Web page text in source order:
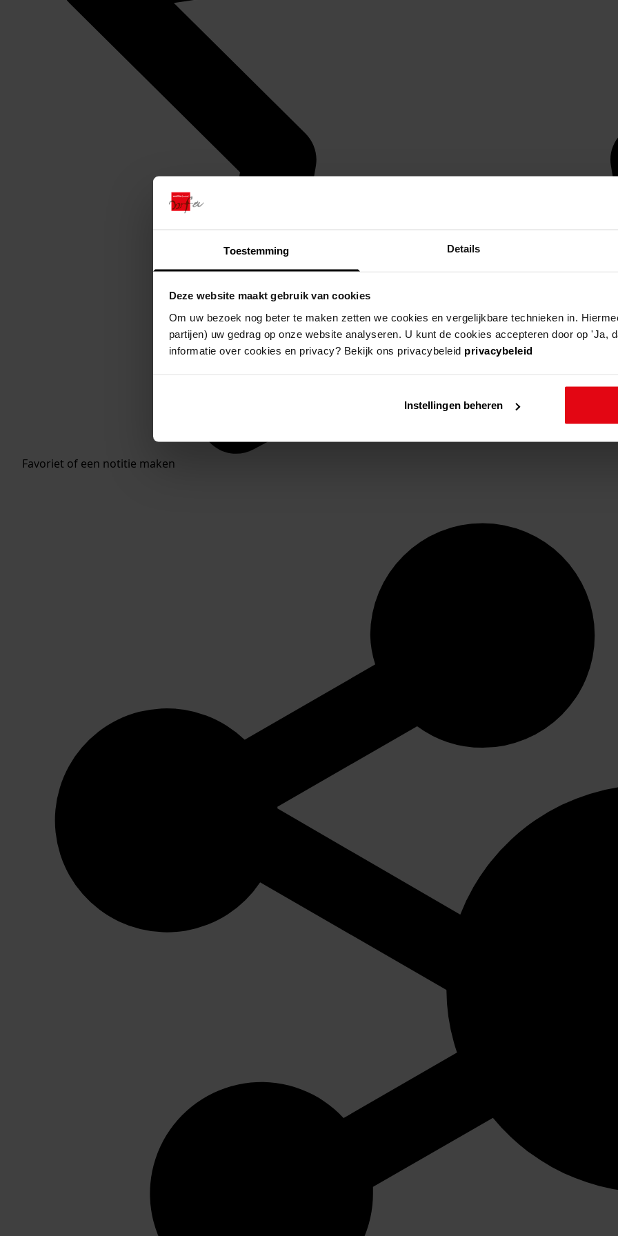
Toestemming Details
Deze website maakt gebruik van cookies
Om uw bezoek nog beter te maken zetten we cookies en vergelijkbare technieken in.
partijen) uw gedrag op onze website analyseren. U kunt de cookies accepteren door op 'Ja,
informatie over cookies en privacy? Bekijk ons privacybeleid privacybeleid
Instellingen beheren
Favoriet of een notitie maken